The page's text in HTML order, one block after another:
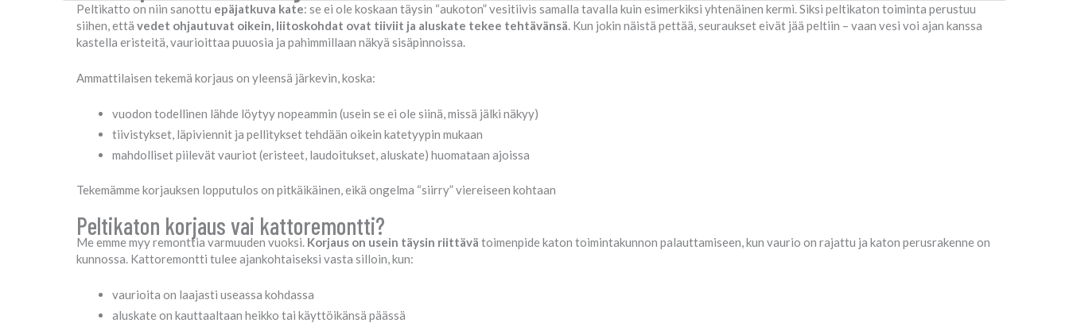
Peltikatto on niin sanottu epäjatkuva kate: se ei ole koskaan täysin “aukoton” vesitiivis samalla tavalla kuin esimerkiksi yhtenäinen kermi. Siksi peltikaton toiminta perustuu
siihen, että vedet ohjautuvat oikein, liitoskohdat ovat tiiviit ja aluskate tekee tehtävänsä. Kun jokin näistä pettää, seuraukset eivät jää peltiin – vaan vesi voi ajan kanssa
kastella eristeitä, vaurioittaa puuosia ja pahimmillaan näkyä sisäpinnoissa.
Ammattilaisen tekemä korjaus on yleensä järkevin, koska:
vuodon todellinen lähde löytyy nopeammin (usein se ei ole siinä, missä jälki näkyy)
tiivistykset, läpiviennit ja pellitykset tehdään oikein katetyypin mukaan
mahdolliset piilevät vauriot (eristeet, laudoitukset, aluskate) huomataan ajoissa
Tekemämme korjauksen lopputulos on pitkäikäinen, eikä ongelma “siirry” viereiseen kohtaan
Peltikaton korjaus vai kattoremontti?
Me emme myy remonttia varmuuden vuoksi. Korjaus on usein täysin riittävä toimenpide katon toimintakunnon palauttamiseen, kun vaurio on rajattu ja katon perusrakenne on
kunnossa. Kattoremontti tulee ajankohtaiseksi vasta silloin, kun:
vaurioita on laajasti useassa kohdassa
aluskate on kauttaaltaan heikko tai käyttöikänsä päässä